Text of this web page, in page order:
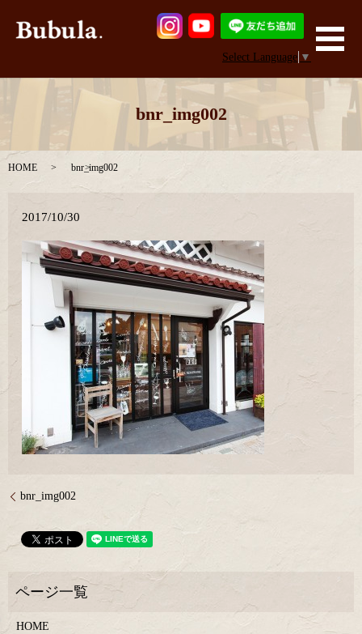
Select Language ▼
メ
bnr_img002
HOME bnr_img002
2017/10/30
bnr_img002
HOME